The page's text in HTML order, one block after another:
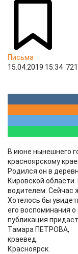
Письма
15.04.2019 15:34 721
В июне нынешнего
красноярскому
Родился он в
Кировской
водителем. Сейчас
Хотелось бы
его воспоминания
публикация
Тамара ПЕТРОВА,
краевед.
Красноярск.